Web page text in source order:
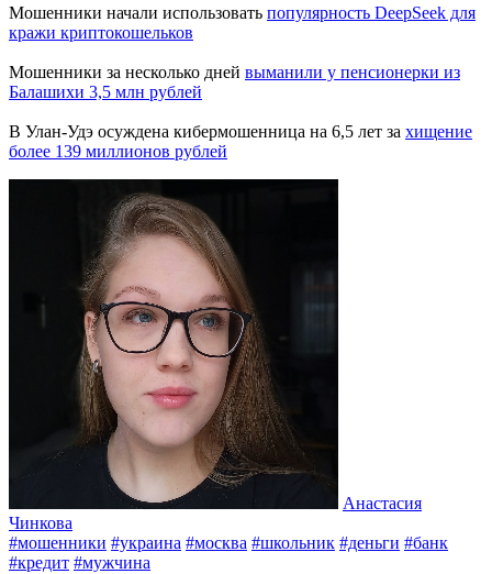
Мошенники начали использовать популярность DeepSeek для
кражи криптокошельков
Мошенники за несколько дней выманили у пенсионерки из
Балашихи 3,5 млн рублей
В Улан-Удэ осуждена кибермошенница на 6,5 лет за хищение
более 139 миллионов рублей
Анастасия
Чинкова
#мошенники #украина #москва #школьник #деньги #банк
#кредит #мужчина